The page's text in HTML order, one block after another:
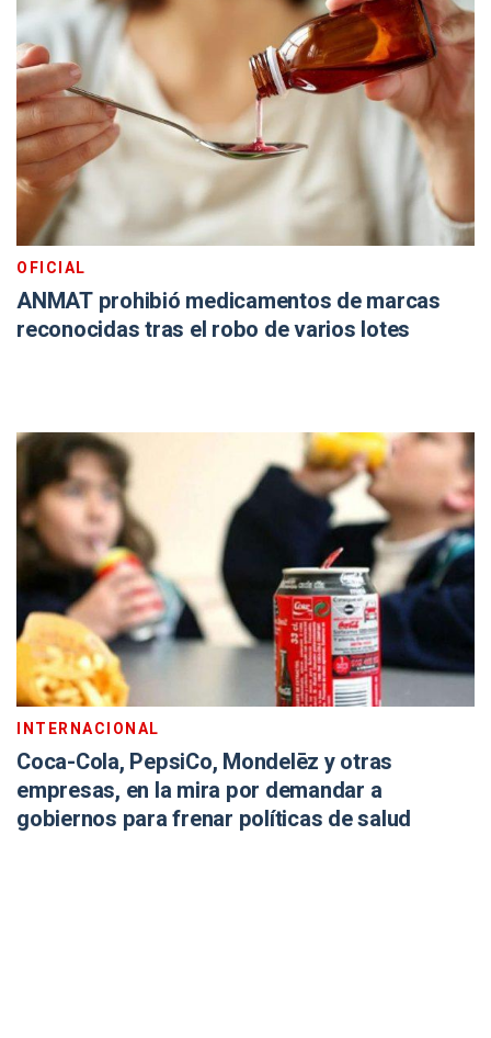
OFICIAL
ANMAT prohibió medicamentos de marcas
reconocidas tras el robo de varios lotes
INTERNACIONAL
Coca-Cola, PepsiCo, Mondelēz y otras
empresas, en la mira por demandar a
gobiernos para frenar políticas de salud